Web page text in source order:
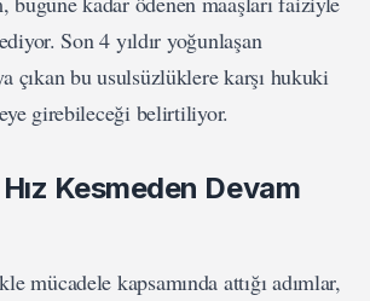
Son 4 yıldır yoğunlaşan
çıkan bu usulsüzlüklere karşı hukuki
girebileceği belirtiliyor.
Kesmeden Devam
mücadele kapsamında attığı adımlar,